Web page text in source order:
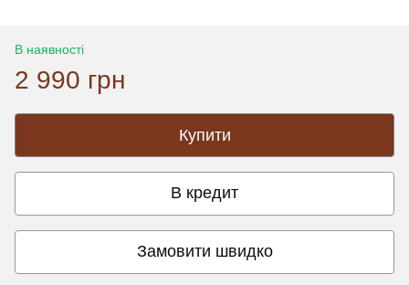
В наявності
2 990 грн
Купити
В кредит
Замовити швидко